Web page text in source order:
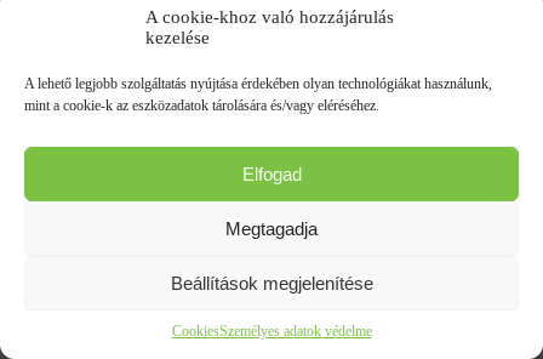
A cookie-khoz való hozzájárulás
kezelése
A lehető legjobb szolgáltatás nyújtása érdekében olyan technológiákat használunk,
mint a cookie-k az eszközadatok tárolására és/vagy eléréséhez.
Elfogad
Megtagadja
Beállítások megjelenítése
CookiesSzemélyes adatok védelme
Kötelek és rögzítőkötél
Zuhanásgátló kötél
Térdvédő munkavédelmi
Homokfúvó védőruha
MSA gázdetektorok
Hallásvédő